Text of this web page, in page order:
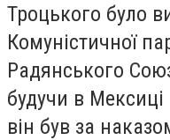
Троцького було
Комуністичної
Радянського
будучи в
він був за